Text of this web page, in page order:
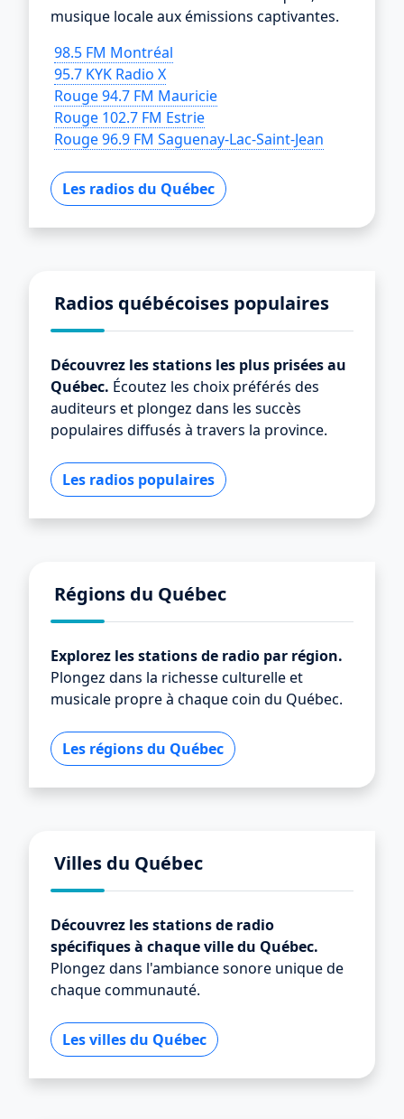
musique locale aux émissions captivantes.
98.5 FM Montréal
95.7 KYK Radio X
Rouge 94.7 FM Mauricie
Rouge 102.7 FM Estrie
Rouge 96.9 FM Saguenay-Lac-Saint-Jean
Les radios du Québec
Radios québécoises populaires
Découvrez les stations les plus prisées au
Québec. Écoutez les choix préférés des
auditeurs et plongez dans les succès
populaires diffusés à travers la province.
Les radios populaires
Régions du Québec
Explorez les stations de radio par région.
Plongez dans la richesse culturelle et
musicale propre à chaque coin du Québec.
Les régions du Québec
Villes du Québec
Découvrez les stations de radio
spécifiques à chaque ville du Québec.
Plongez dans l'ambiance sonore unique de
chaque communauté.
Les villes du Québec